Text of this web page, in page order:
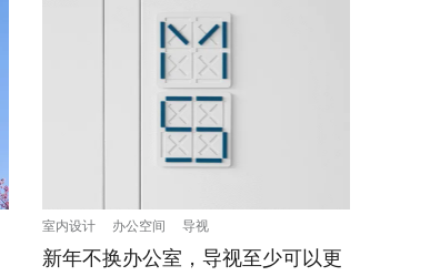
室内设计 办公空间 导视
新年不换办公室，导视至少可以更